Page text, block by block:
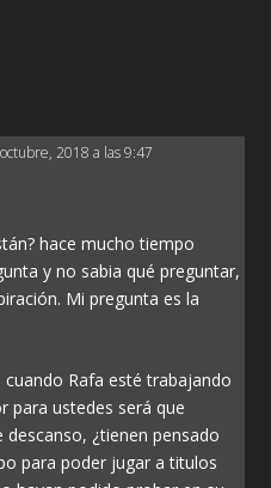
2018 a las 9:47
hace mucho tiempo
y no sabia qué preguntar,
Mi pregunta es la
Rafa esté trabajando
para ustedes será que
¿tienen pensado
para poder jugar a titulos